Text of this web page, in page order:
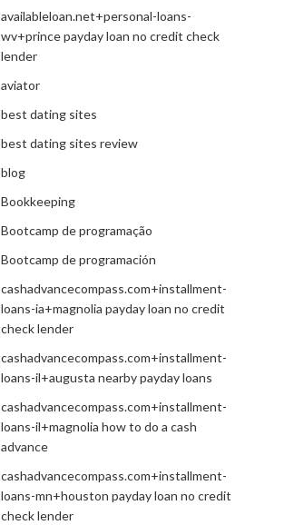
availableloan.net+personal-loans-
wv+prince payday loan no credit check
lender
aviator
best dating sites
best dating sites review
blog
Bookkeeping
Bootcamp de programação
Bootcamp de programación
cashadvancecompass.com+installment-
loans-ia+magnolia payday loan no credit
check lender
cashadvancecompass.com+installment-
loans-il+augusta nearby payday loans
cashadvancecompass.com+installment-
loans-il+magnolia how to do a cash
advance
cashadvancecompass.com+installment-
loans-mn+houston payday loan no credit
check lender